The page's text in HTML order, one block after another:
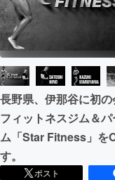
ビジネス
まちづく
CAMPFIREふ
長野県、伊那谷に初
フィットネスジム＆
ム「Star Fitness」を
す。
ポスト